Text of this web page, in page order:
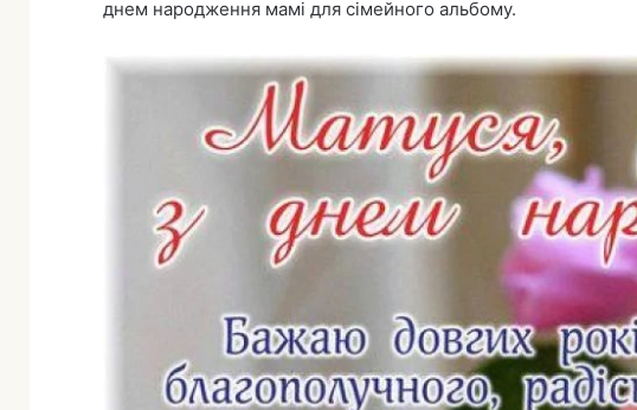
днем народження мамі для сімейного альбому.